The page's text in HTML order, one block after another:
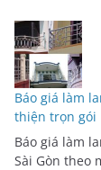
Báo giá làm
thiện trọn gói
Báo giá làm
Sài Gòn theo